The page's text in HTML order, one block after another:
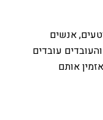
אנשים
עובדים
אותם